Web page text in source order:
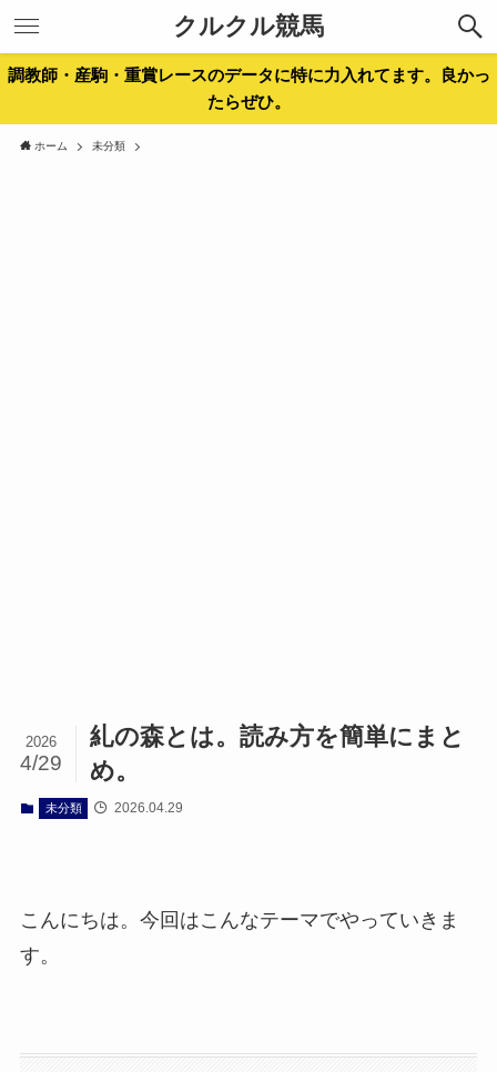
クルクル競馬
調教師・産駒・重賞レースのデータに特に力入れてます。良かっ
たらぜひ。
ホーム 未分類
糺の森とは。読み方を簡単にまと
め。
2026
4/29
未分類 2026.04.29
こんにちは。今回はこんなテーマでやっていきま
す。